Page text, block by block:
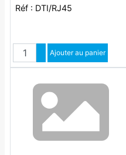
Réf : DTI/RJ45
QuantitéAugmenter quantité
Diminuer quantité
Ajouter au panier